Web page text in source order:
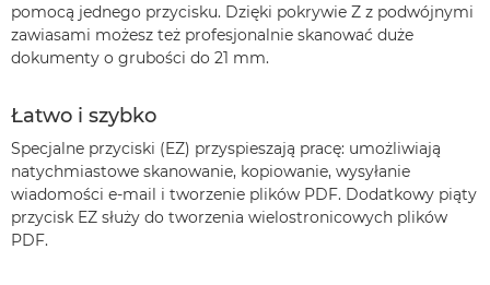
pomocą jednego przycisku. Dzięki pokrywie Z z podwójnymi
zawiasami możesz też profesjonalnie skanować duże
dokumenty o grubości do 21 mm.
Łatwo i szybko
Specjalne przyciski (EZ) przyspieszają pracę: umożliwiają
natychmiastowe skanowanie, kopiowanie, wysyłanie
wiadomości e-mail i tworzenie plików PDF. Dodatkowy piąty
przycisk EZ służy do tworzenia wielostronicowych plików
PDF.